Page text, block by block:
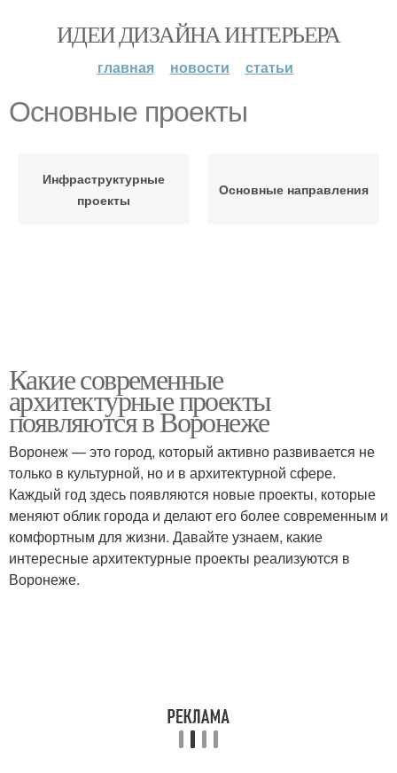
ИДЕИ ДИЗАЙНА ИНТЕРЬЕРА
главная новости статьи
Основные проекты
Инфраструктурные
проекты
Основные направления
Какие современные
архитектурные проекты
появляются в Воронеже
Воронеж — это город, который активно развивается не
только в культурной, но и в архитектурной сфере.
Каждый год здесь появляются новые проекты, которые
меняют облик города и делают его более современным и
комфортным для жизни. Давайте узнаем, какие
интересные архитектурные проекты реализуются в
Воронеже.